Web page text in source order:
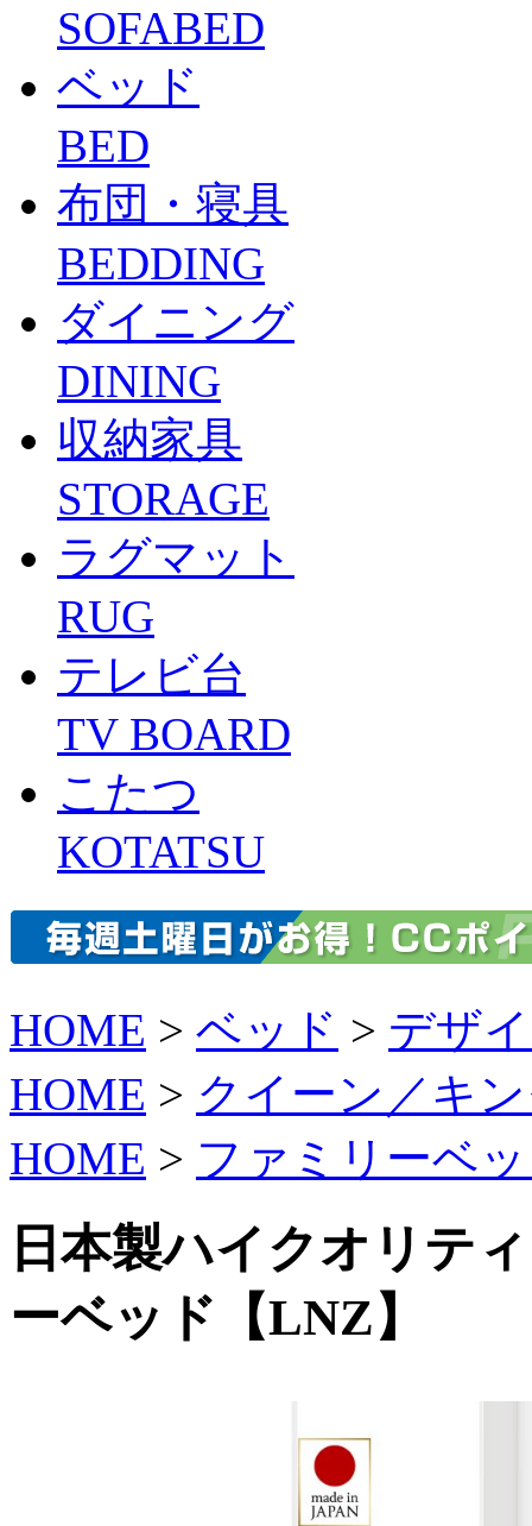
SOFABED
ベッド
BED
布団・寝具
BEDDING
ダイニング
DINING
収納家具
STORAGE
ラグマット
RUG
テレビ台
TV BOARD
こたつ
KOTATSU
HOME > ベッド > デザ
HOME > クイーン／キ
HOME > ファミリーベ
日本製ハイクオリテ
ーベッド【LNZ】